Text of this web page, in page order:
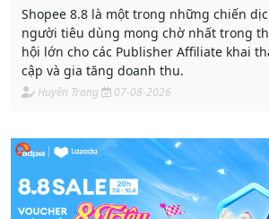
Shopee 8.8 là một trong những chiến
người tiêu dùng mong chờ nhất trong
hội lớn cho các Publisher Affiliate khai
cập và gia tăng doanh thu.
Huyền Trang 07-08-2026